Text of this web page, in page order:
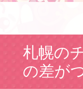
札幌の
の差が